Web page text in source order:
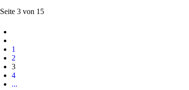
Seite 3 von 15
1
2
3
4
...